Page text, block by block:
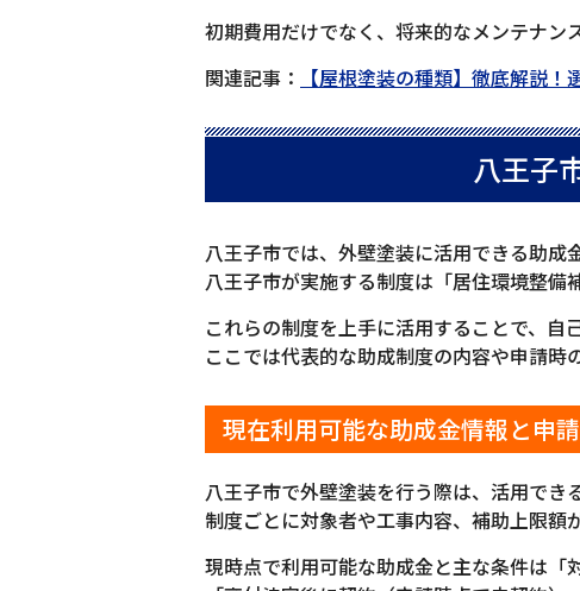
初期費用だけでなく、将来的なメンテナン
関連記事：
【屋根塗装の種類】徹底解説
八王子
八王子市では、外壁塗装に活用できる助成
八王子市が実施する制度は「居住環境整備
これらの制度を上手に活用することで、自
ここでは代表的な助成制度の内容や申請時
現在利用可能な助成金情報と申
八王子市で外壁塗装を行う際は、活用で
制度ごとに対象者や工事内容、補助上限額
現時点で利用可能な助成金と主な条件は